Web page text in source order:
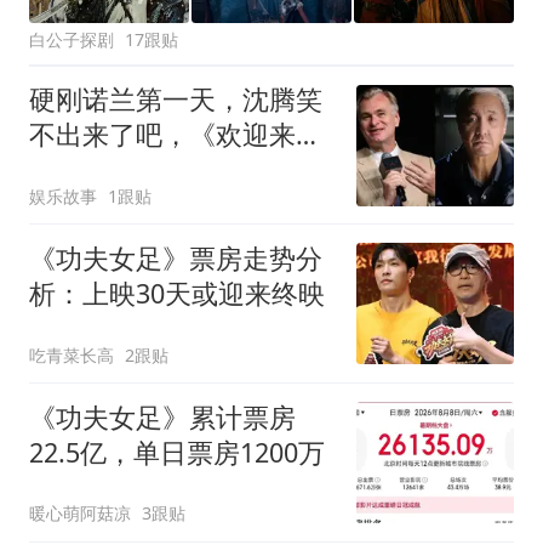
白公子探剧 17跟贴
硬刚诺兰第一天，沈腾笑
不出来了吧，《欢迎来龙
万，《蜘蛛侠4》也不好
受，票房缩水近1200万，
只有《八仙》涨了
娱乐故事 1跟贴
《功夫女足》票房走势分
析：上映30天或迎来终映
吃青菜长高 2跟贴
《功夫女足》累计票房
22.5亿，单日票房1200万
暖心萌阿菇凉 3跟贴